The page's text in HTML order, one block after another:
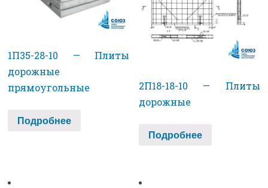
1П35-28-10 — Плиты
дорожные
прямоугольные
Подробнее
2П18-18-10 — Плиты
дорожные
Подробнее